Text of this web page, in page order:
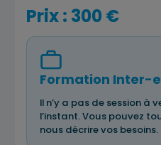
Prix : 300 €
Formation Inter-
Il n’y a pas de session à
l’instant. Vous pouvez
nous décrire vos besoins.